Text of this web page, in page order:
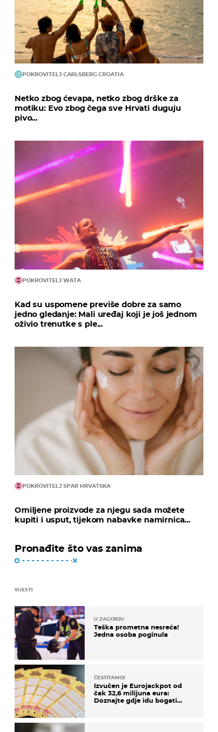
POKROVITELJ CARLSBERG CROATIA
Netko zbog ćevapa, netko zbog drške za
motiku: Evo zbog čega sve Hrvati duguju
pivo...
POKROVITELJ WATA
Kad su uspomene previše dobre za samo
jedno gledanje: Mali uređaj koji je još jednom
oživio trenutke s ple...
POKROVITELJ SPAR HRVATSKA
Omiljene proizvode za njegu sada možete
kupiti i usput, tijekom nabavke namirnica...
Pronađite što vas zanima
VIJESTI
U ZAGORJU
Teška prometna nesreća!
Jedna osoba poginula
ČESTITAMO!
Izvučen je Eurojackpot od
čak 32,6 milijuna eura:
Doznajte gdje idu bogati